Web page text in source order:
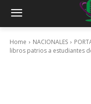
Home NACIONALES
libros patrios a estudiantes